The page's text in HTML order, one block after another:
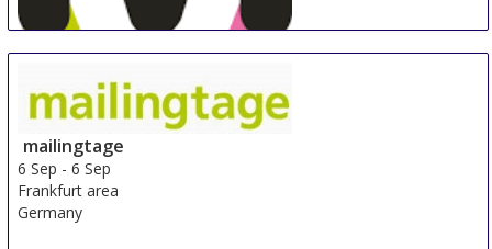
mailingtage
6 Sep -6 Sep
Frankfurt area
Germany